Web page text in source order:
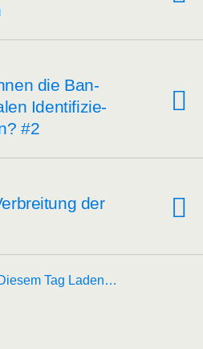
die Ban­
Iden­ti­fi­zie­
#2
der
Tag Laden…